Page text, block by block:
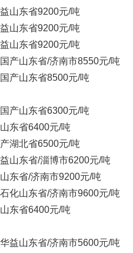
山东省9200元/吨
山东省9200元/吨
山东省9200元/吨
国产山东省/济南市8550元/吨
国产山东省8500元/吨
国产山东省6300元/吨
山东省6400元/吨
湖北省6500元/吨
山东省/淄博市6200元/吨
山东省/济南市9200元/吨
化山东省/济南市9600元/吨
山东省6400元/吨
益山东省/济南市5600元/吨